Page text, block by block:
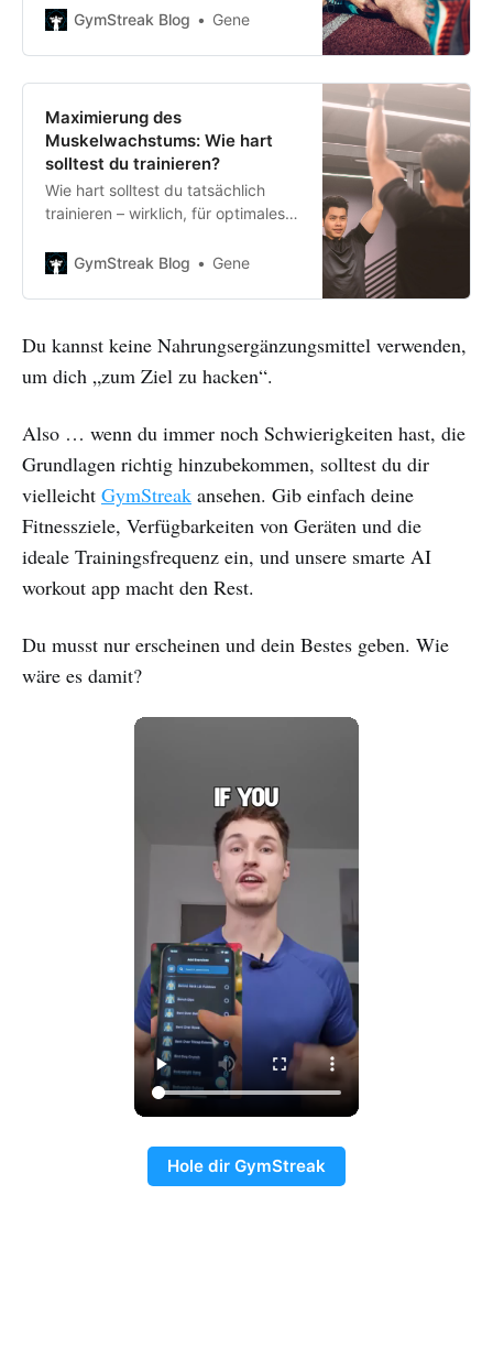
fundierten
helfen, so schnell wie möglich
wieder in Schwung zu kommen.
GymStreak Blog Gene
Maximierung des
Muskelwachstums: Wie hart
solltest du trainieren?
Wie hart solltest du tatsächlich
trainieren – wirklich, für optimales
Antwort in diesem Artikel und
Übertraining.
GymStreak Blog Gene
Du kannst keine Nahrungsergänzungsmittel verwenden,
um dich „zum Ziel zu hacken“.
Also … wenn du immer noch Schwierigkeiten hast, die
Grundlagen richtig hinzubekommen, solltest du dir
vielleicht GymStreak ansehen. Gib einfach deine
Fitnessziele, Verfügbarkeiten von Geräten und die
ideale Trainingsfrequenz ein, und unsere smarte AI
workout app macht den Rest.
Du musst nur erscheinen und dein Bestes geben. Wie
wäre es damit?
Hole dir GymStreak